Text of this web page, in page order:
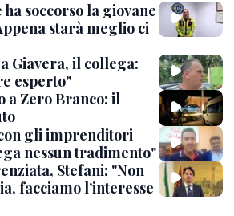
ha soccorso la giovane
starà meglio ci
Giavera, il collega:
esperto"
a Zero Branco: il
gli imprenditori
nessun tradimento"
Stefani: "Non
facciamo l’interesse